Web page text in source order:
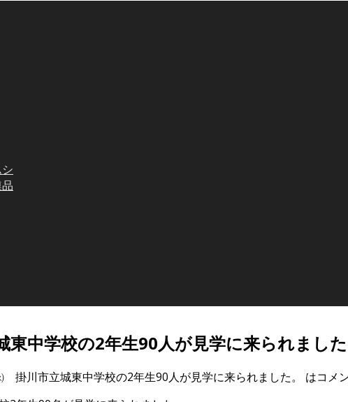
中学校の2年生90人が見学に来られました
掛川市立城東中学校の2年生90人が見学に来られました。 はコメ